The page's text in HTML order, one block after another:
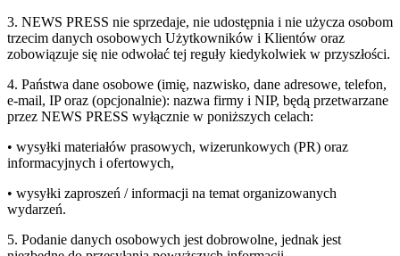
3. NEWS PRESS nie sprzedaje, nie udostępnia i nie użycza osobom
trzecim danych osobowych Użytkowników i Klientów oraz
zobowiązuje się nie odwołać tej reguły kiedykolwiek w przyszłości.
4. Państwa dane osobowe (imię, nazwisko, dane adresowe, telefon,
e-mail, IP oraz (opcjonalnie): nazwa firmy i NIP, będą przetwarzane
przez NEWS PRESS wyłącznie w poniższych celach:
• wysyłki materiałów prasowych, wizerunkowych (PR) oraz
informacyjnych i ofertowych,
• wysyłki zaproszeń / informacji na temat organizowanych
wydarzeń.
5. Podanie danych osobowych jest dobrowolne, jednak jest